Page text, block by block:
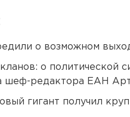
о возможном
о политической
шеф-редактора ЕАН
гигант получил